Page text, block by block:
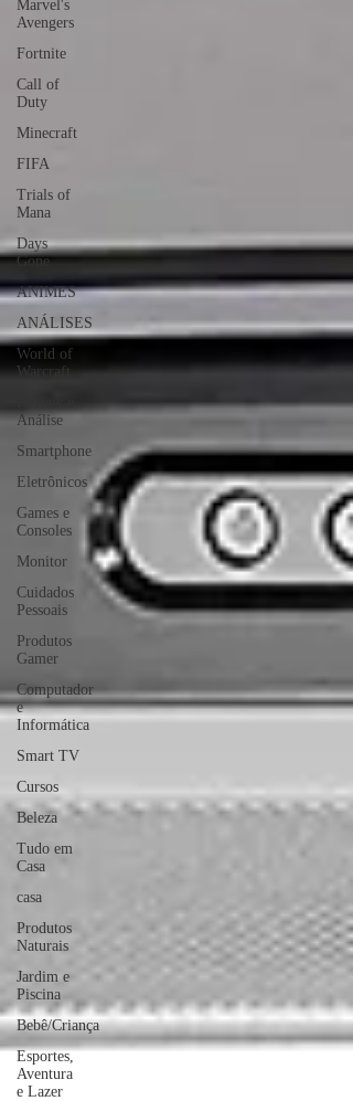
Marvel's
Avengers
Fortnite
Call of
Duty
Minecraft
FIFA
Trials of
Mana
Days
Gone
ANIMES
ANÁLISES
World of
Warcraft
Análise
Smartphone
Eletrônicos
Games e
Consoles
Monitor
Cuidados
Pessoais
Produtos
Gamer
Computador
e
Informática
Smart TV
Cursos
Beleza
Tudo em
Casa
casa
Produtos
Naturais
Jardim e
Piscina
Bebê/Criança
Esportes,
Aventura
e Lazer